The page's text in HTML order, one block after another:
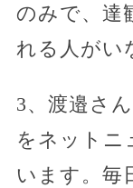
のみで、達
れる人がい
3、渡邉さ
をネットニ
います。毎